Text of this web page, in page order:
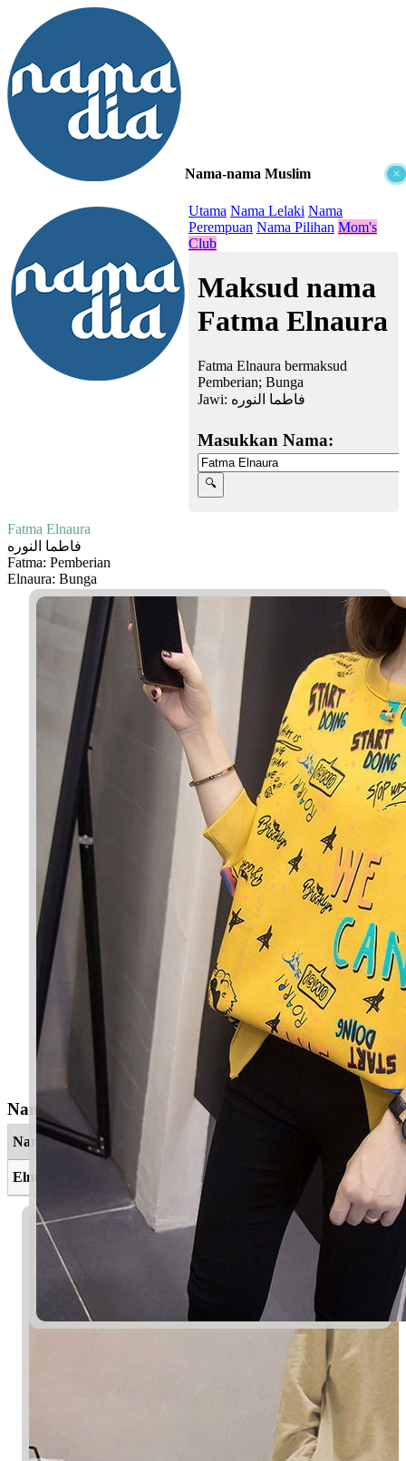
×
Nama-nama Muslim
Utama Nama Lelaki Nama
Perempuan Nama Pilihan Mom's
Club
Maksud nama
Fatma Elnaura
Fatma Elnaura bermaksud
Pemberian; Bunga
Jawi: فاطما النوره
Masukkan Nama:
Fatma Elnaura
فاطما النوره
Fatma: Pemberian
Elnaura: Bunga
FacebookTwitter WhatsApp
Line
Nama Yang Berkaitan
Nama Maksud
Elnur Cahaya